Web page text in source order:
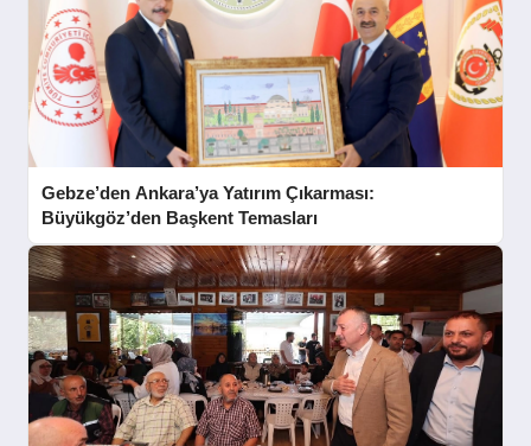
Gebze’den Ankara’ya Yatırım Çıkarması:
Büyükgöz’den Başkent Temasları